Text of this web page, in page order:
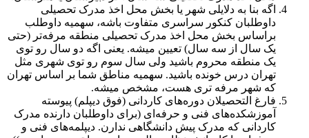
اگه بنا به دلایلی شهر یا بخش محل اخذ مدرک تحصیلی
داوطلبان کنکور سراسری متفاوت باشه، سهمیه داوطلب
براساس بخش محل اخذ مدرک تحصیلی منطقه مرفه‌تر (حتی
یک سال از سه سال) تعیین میشه. یعنی اگه دو سال رو توی
یک منطقه محروم باشید ولی سال سوم رو توی شهری مثل
تهران درس خونده باشید. سهمیه مناطق شما بر اساس تهران
که شهر مرفه تری هست، مشخص میشه.
فارغ التحصیلان دوره‌های کاردانی (فوق دیپلم) پیوسته
آموزشکده‌های فنی و حرفه‌ای (برای داوطلبان دارنده مدرک
کاردانی که مدرک پیش دانشگاهی ندارن. دیپلمه‌های فنی و